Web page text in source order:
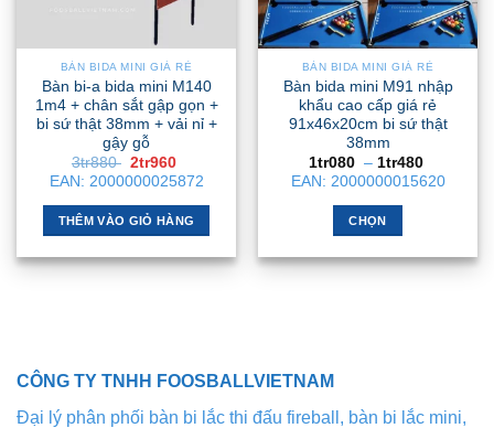
chọn
có
được
chọn
trên
trang
sản
BÀN BIDA MINI GIÁ RẺ
Bàn bi-a bida mini M140
1m4 + chân sắt gập gọn +
bi sứ thật 38mm + vải nỉ +
gậy gỗ
3tr880 Giá
gốc
là:
3tr880 .
2tr960
hiện
tại
là:
2tr960 .
EAN: 2000000025872
THÊM VÀO GIỎ HÀNG
BÀN BIDA MINI GIÁ RẺ
Bàn bida mini M91 nhập
khẩu cao cấp giá rẻ
91x46x20cm bi sứ thật
38mm
1tr080 – 1tr480
giá:
từ
EAN: 2000000015620
CHỌN
phẩm
Các
CÔNG TY TNHH FOOSBALLVIETNAM
Đại lý phân phối bàn bi lắc thi đấu fireball, bàn bi lắc mini,